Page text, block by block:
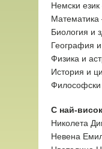
Немски
Биология и
География
Физика и
История и
С най-
Николета
Невена